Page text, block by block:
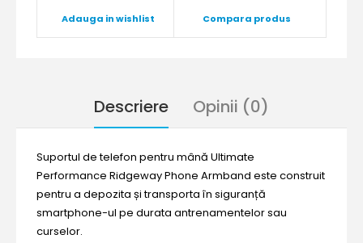
Adauga in wishlist Compara produs
Descriere Opinii (0)
Suportul de telefon pentru mână Ultimate
Performance Ridgeway Phone Armband este construit
pentru a depozita și transporta în siguranță
smartphone-ul pe durata antrenamentelor sau
curselor.